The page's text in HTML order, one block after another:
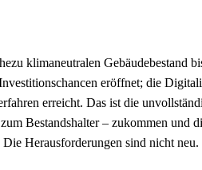
klimaneutralen Gebäudebestand
eröffnet; die
erreicht. Das ist die
Bestandshalter – zukommen und
Herausforderungen sind nicht neu.